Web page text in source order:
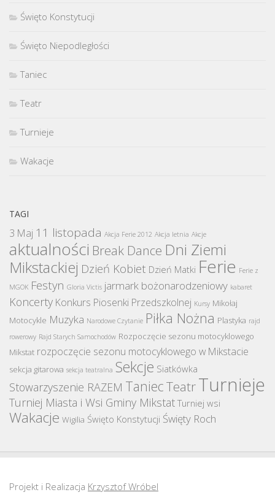
Święto Konstytucji
Święto Niepodległości
Taniec
Teatr
Turnieje
Wakacje
TAGI
3 Maj 11 listopada Akcja Ferie 2012 Akcja letnia Akcje
aktualności Break Dance Dni Ziemi
Mikstackiej Dzień Kobiet Dzień Matki Ferie Ferie z
MGOK Festyn Gloria Victis jarmark bożonarodzeniowy kabaret
Koncerty Konkurs Piosenki Przedszkolnej Kursy Mikołaj
Motocykle Muzyka Narodowe Czytanie Piłka Nożna Plastyka rajd
rowerowy Rajd Starych Samochodów Rozpoczęcie sezonu motocyklowego
Mikstat rozpoczęcie sezonu motocyklowego w Mikstacie
sekcja gitarowa sekcja teatralna Sekcje Siatkówka
Stowarzyszenie RAZEM TaniecTeatrTurnieje
Turniej Miasta i Wsi Gminy Mikstat Turniej wsi
Wakacje Wigilia Święto Konstytucji Święty Roch
Projekt i Realizacja Krzysztof Wróbel